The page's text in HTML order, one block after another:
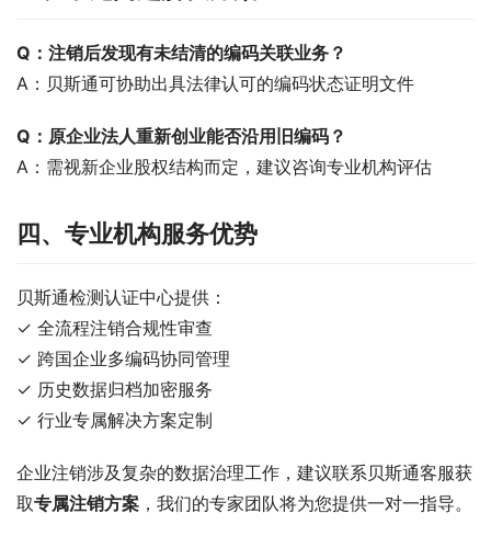
Q：注销后发现有未结清的编码关联业务？
A：贝斯通可协助出具法律认可的编码状态证明文件
Q：原企业法人重新创业能否沿用旧编码？
A：需视新企业股权结构而定，建议咨询专业机构评估
四、专业机构服务优势
贝斯通检测认证中心提供：
✓ 全流程注销合规性审查
✓ 跨国企业多编码协同管理
✓ 历史数据归档加密服务
✓ 行业专属解决方案定制
企业注销涉及复杂的数据治理工作，建议联系贝斯通客服获
取专属注销方案 ，我们的专家团队将为您提供一对一指导。